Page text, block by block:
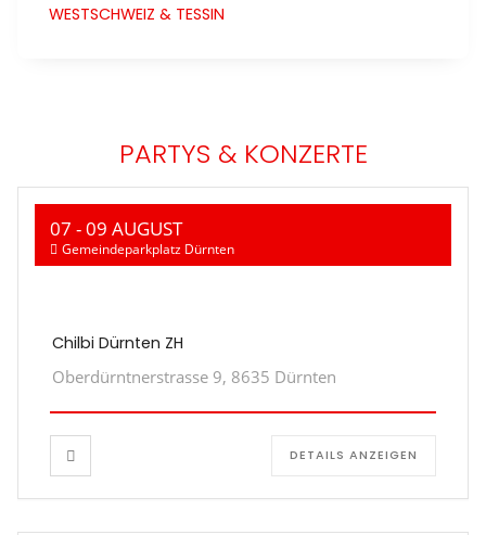
WESTSCHWEIZ & TESSIN
PARTYS & KONZERTE
07 - 09 AUGUST
Gemeindeparkplatz Dürnten
Chilbi Dürnten ZH
Oberdürntnerstrasse 9, 8635 Dürnten
DETAILS ANZEIGEN